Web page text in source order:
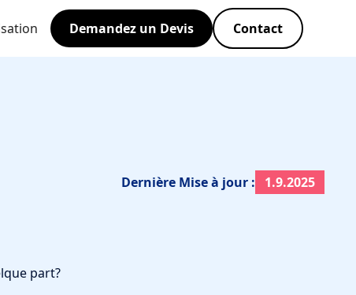
Demandez un Devis Contact
Dernière Mise à jour : 1.9.2025
part?